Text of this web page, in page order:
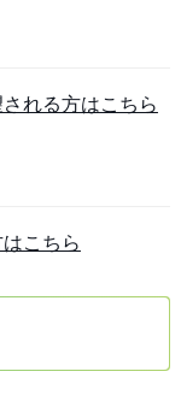
れる方はこちら
こちら